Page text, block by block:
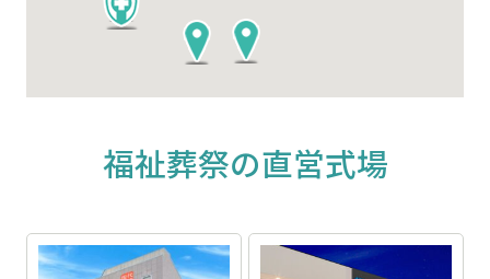
福祉葬祭の直営式場